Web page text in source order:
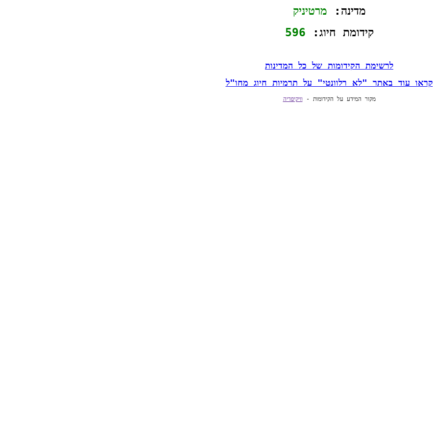
מדינה: מרטיניק
קידומת חיוג: 596
לרשימת הקידומות של כל המדינות
קראו עוד באתר "לא רלוונטי" על תרמיות חיוג מחו"ל
מקור המידע על הקידומות - וויקיפדיה